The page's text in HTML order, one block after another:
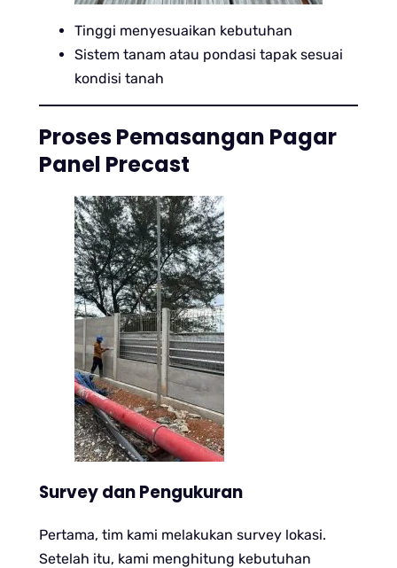
Tinggi menyesuaikan kebutuhan
Sistem tanam atau pondasi tapak sesuai
kondisi tanah
Proses Pemasangan Pagar
Panel Precast
Survey dan Pengukuran
Pertama, tim kami melakukan survey lokasi.
Setelah itu, kami menghitung kebutuhan